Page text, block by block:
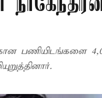
பணியிடங்களை